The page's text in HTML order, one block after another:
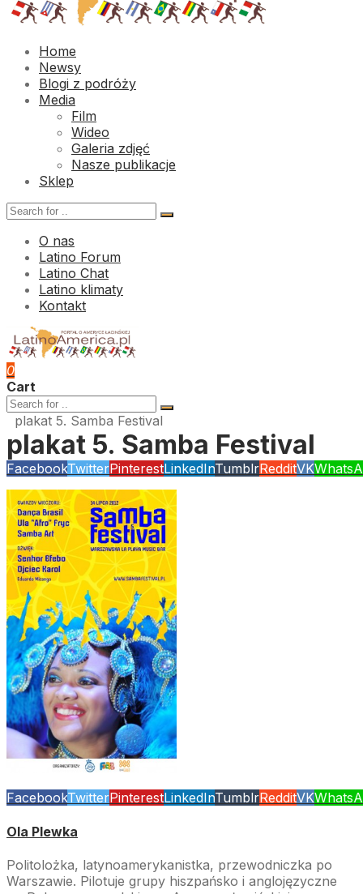
Home
Newsy
Blogi z podróży
Media
Film
Wideo
Galeria zdjęć
Nasze publikacje
Sklep
O nas
Latino Forum
Latino Chat
Latino klimaty
Kontakt
0
Cart
plakat 5. Samba Festival
plakat 5. Samba Festival
FacebookTwitterPinterestLinkedInTumblrRedditVK
FacebookTwitterPinterestLinkedInTumblrRedditVK
Ola Plewka
Politolożka, latynoamerykanistka, przewodniczka po
Warszawie. Pilotuje grupy hiszpańsko i anglojęzyczne